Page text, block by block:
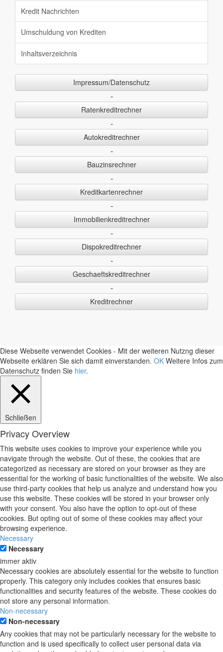
Kredit Nachrichten
Umschuldung von Krediten
Inhaltsverzeichnis
Impressum/Datenschutz
-
Ratenkreditrechner
-
Autokreditrechner
-
Bauzinsrechner
-
Kreditkartenrechner
-
Immobilienkreditrechner
-
Dispokreditrechner
-
Geschaeftskreditrechner
-
Kreditrechner
Diese Webseite verwendet Cookies - Mit der weiteren Nutzng dieser
Webseite erklären Sie sich damit einverstanden. OK Weitere Infos zum
Datenschutz finden Sie hier.
Schließen
Privacy Overview
This website uses cookies to improve your experience while you
navigate through the website. Out of these, the cookies that are
categorized as necessary are stored on your browser as they are
essential for the working of basic functionalities of the website. We also
use third-party cookies that help us analyze and understand how you
use this website. These cookies will be stored in your browser only
with your consent. You also have the option to opt-out of these
cookies. But opting out of some of these cookies may affect your
browsing experience.
Necessary
Necessary
immer aktiv
Necessary cookies are absolutely essential for the website to function
properly. This category only includes cookies that ensures basic
functionalities and security features of the website. These cookies do
not store any personal information.
Non-necessary
Non-necessary
Any cookies that may not be particularly necessary for the website to
function and is used specifically to collect user personal data via